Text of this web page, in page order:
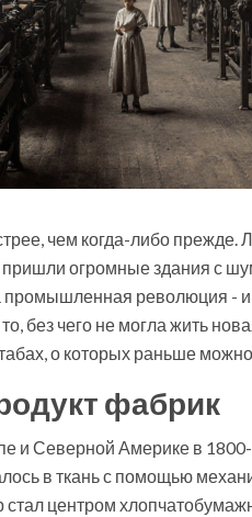
чем когда-либо прежде.
пришли огромные здания
революция -
без чего не могла жить
о которых раньше
фабрик
и Северной Америке в 1800-
в ткань с помощью
центром